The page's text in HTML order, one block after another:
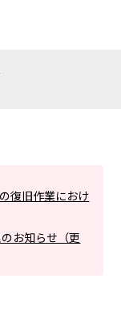
復旧作業におけ
お知らせ（更